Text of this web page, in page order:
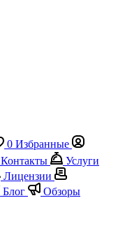
0 Избранные
Контакты
Услуги
Лицензии
Блог
Обзоры